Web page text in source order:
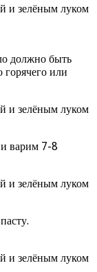
должно быть
или
варим 7-8